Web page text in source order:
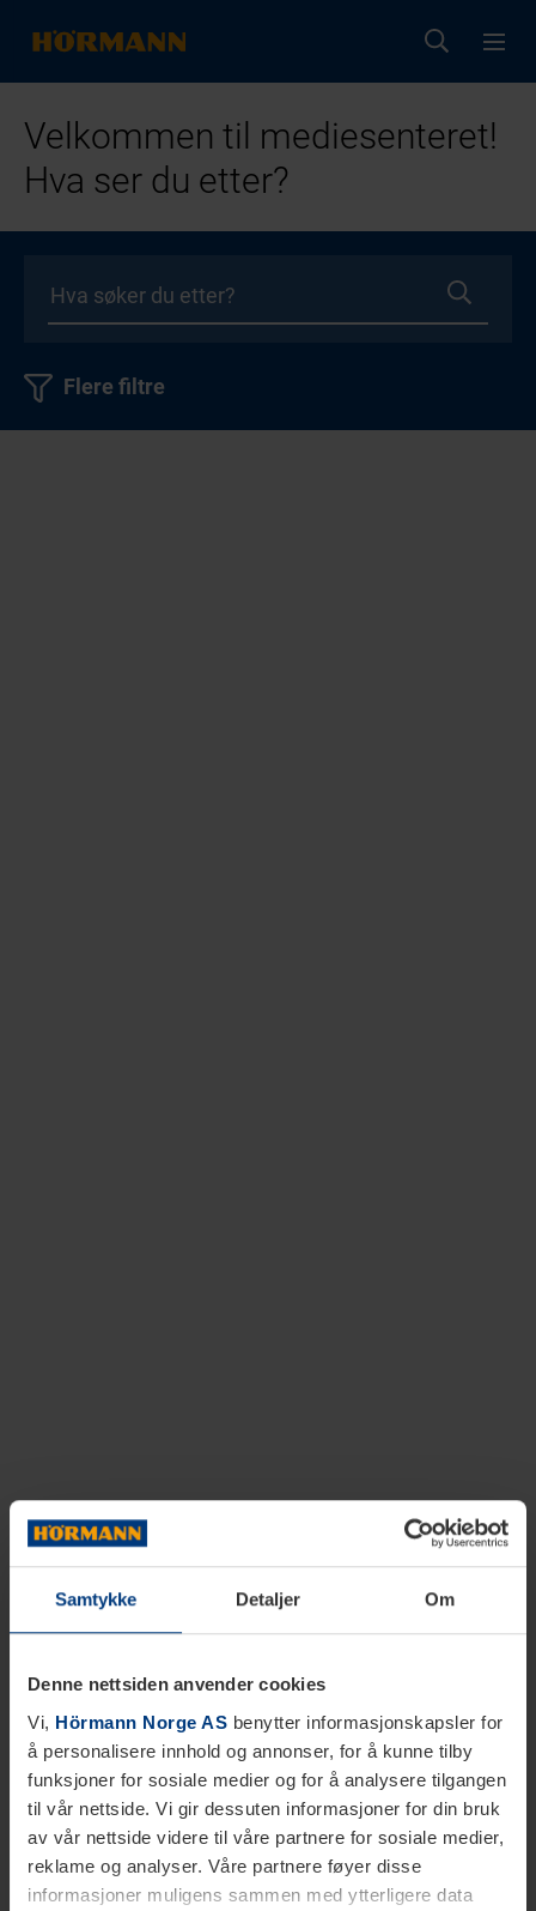
Samtykke Detaljer Om
Denne nettsiden anvender cookies
Vi, Hörmann Norge AS benytter informasjonskapsler for
å personalisere innhold og annonser, for å kunne tilby
funksjoner for sosiale medier og for å analysere tilgangen
til vår nettside. Vi gir dessuten informasjoner for din bruk
av vår nettside videre til våre partnere for sosiale medier,
reklame og analyser. Våre partnere føyer disse
informasjoner muligens sammen med ytterligere data
Velkommen til mediesenteret!
Hva ser du etter?
Flere filtre